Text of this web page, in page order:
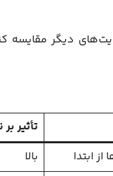
دیگر مقایسه
تأثیر
ابتدا
بالا